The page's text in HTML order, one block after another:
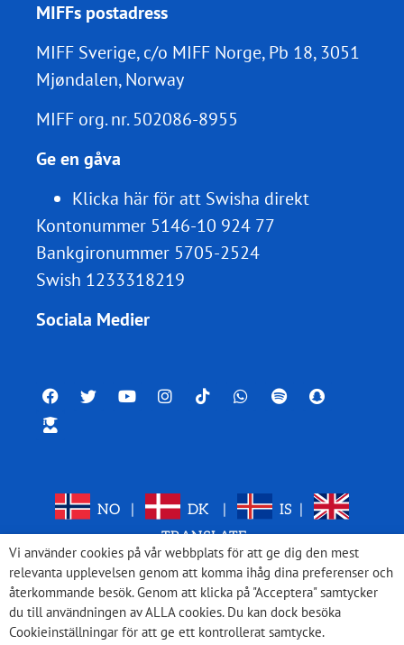
MIFFs postadress
MIFF Sverige, c/o MIFF Norge, Pb 18, 3051
Mjøndalen, Norway
MIFF org. nr.502086-8955
Ge en gåva
Klicka här för att Swisha direkt
Kontonummer 5146-10 924 77
Bankgironummer 5705-2524
Swish 1233318219
Sociala Medier
NO DK IS
TRANSLATE
Vi använder cookies på vår webbplats för att ge dig den mest
relevanta upplevelsen genom att komma ihåg dina preferenser och
återkommande besök. Genom att klicka på "Acceptera" samtycker
du till användningen av ALLA cookies. Du kan dock besöka
Cookieinställningar för att ge ett kontrollerat samtycke.